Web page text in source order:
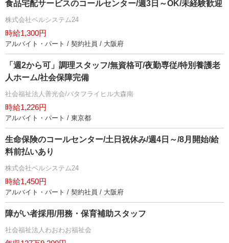
食品宅配サービスのコールセンター/週3日～OK/未経験歓迎
株式会社ベルシステム24
時給1,300円
アルバイト・パート / 契約社員 / 大阪府
「週2から可」調理スタッフ/無資格可/夜勤専従/特別養護老
人ホーム/社会保障完備
社会福祉法人善光会/バタフライヒル大森南
時給1,226円
アルバイト・パート / 東京都
生命保険のコールセンター/土日祝休み/週4日～/8月開始/給
料前払いあり
株式会社ベルシステム24
時給1,450円
アルバイト・パート / 契約社員 / 大阪府
障がい者採用/用務・保育補助スタッフ
社会福祉法人わおわお福祉会